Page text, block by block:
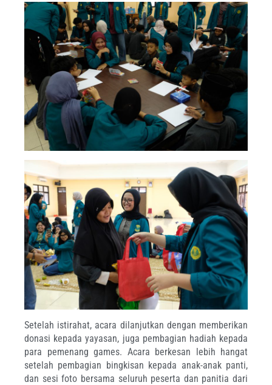
Setelah istirahat, acara dilanjutkan dengan memberikan
donasi kepada yayasan, juga pembagian hadiah kepada
para pemenang games. Acara berkesan lebih hangat
setelah pembagian bingkisan kepada anak-anak panti,
dan sesi foto bersama seluruh peserta dan panitia dari